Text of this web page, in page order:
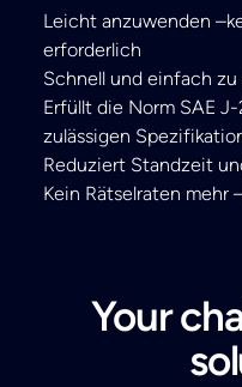
Leicht anzuwenden
erforderlich
Schnell und einfach
Erfüllt die Norm SAE
zulässigen
Reduziert Standzeit
Kein Rätselraten mehr
Your